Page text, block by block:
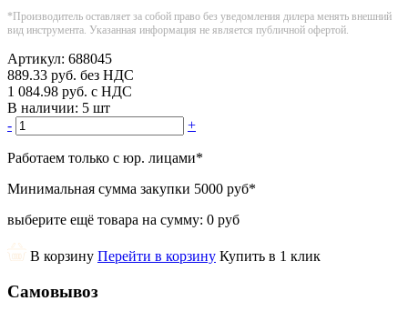
*Производитель оставляет за собой право без уведомления дилера менять внешний
вид инструмента. Указанная информация не является публичной офертой.
Артикул: 688045
889.33 руб. без НДС
1 084.98 руб. с НДС
В наличии: 5 шт
-
+
Работаем только с юр. лицами*
Минимальная сумма закупки 5000 руб*
выберите ещё товара на сумму: 0 руб
В корзину Перейти в корзину Купить в 1 клик
Самовывоз